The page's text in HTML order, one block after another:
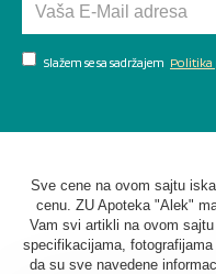
Slažem se sa sadržajem Politika
Sve cene na ovom sajtu
cenu. ZU Apoteka "Alek"
Vam svi artikli na ovom
specifikacijama,
da su sve navedene